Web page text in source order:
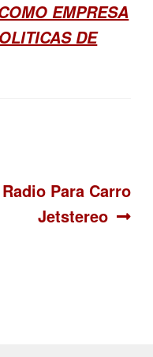
EMPRESA
DE
Siguiente:
Radio Para Carro
Jetstereo